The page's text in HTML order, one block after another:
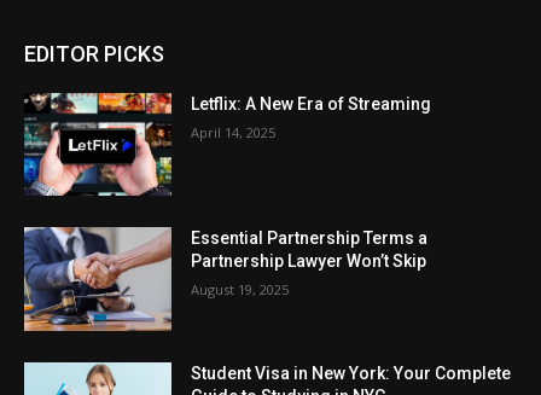
EDITOR PICKS
Letflix: A New Era of Streaming
April 14, 2025
Essential Partnership Terms a
Partnership Lawyer Won’t Skip
August 19, 2025
Student Visa in New York: Your Complete